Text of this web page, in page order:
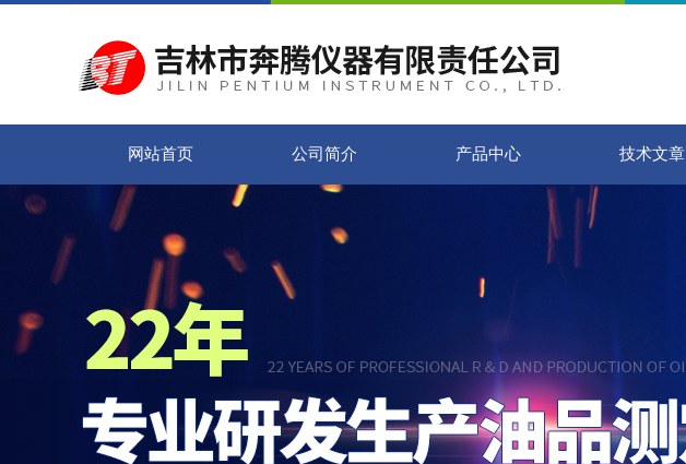
网站首页 公司简介 产品中心 技术文章